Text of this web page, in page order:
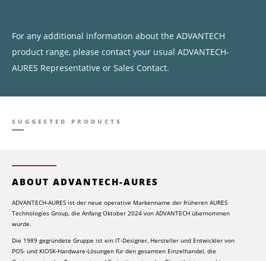
For any additional information about the ADVANTECH
product range, please contact your usual ADVANTECH-
AURES Representative or Sales Contact.
SUGGESTED PRODUCTS
ABOUT ADVANTECH-AURES
ADVANTECH-AURES ist der neue operative Markenname der früheren AURES
Technologies Group, die Anfang Oktober 2024 von ADVANTECH übernommen
wurde.
Die 1989 gegründete Gruppe ist ein IT-Designer, Hersteller und Entwickler von
POS- und KIOSK-Hardware-Lösungen für den gesamten Einzelhandel, die